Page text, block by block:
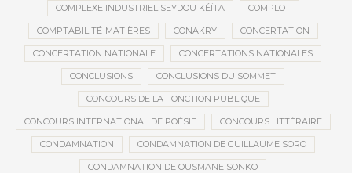
COMPLEXE INDUSTRIEL SEYDOU KÉÏTA COMPLOT
COMPTABILITÉ-MATIÈRES CONAKRY CONCERTATION
CONCERTATION NATIONALE CONCERTATIONS NATIONALES
CONCLUSIONS CONCLUSIONS DU SOMMET
CONCOURS DE LA FONCTION PUBLIQUE
CONCOURS INTERNATIONAL DE POÉSIE CONCOURS LITTÉRAIRE
CONDAMNATION CONDAMNATION DE GUILLAUME SORO
CONDAMNATION DE OUSMANE SONKO